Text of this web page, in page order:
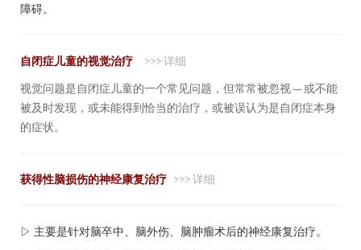
障碍。
自闭症儿童的视觉治疗
>>> 详细
视觉问题是自闭症儿童的一个常见问题，但常常被忽视 — 或不能
被及时发现，或未能得到恰当的治疗，或被误认为是自闭症本身
的症状。
获得性脑损伤的神经康复治疗 >>> 详细
▷ 主要是针对脑卒中、脑外伤、脑肿瘤术后的神经康复治疗。